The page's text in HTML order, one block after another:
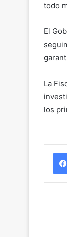
todo
El
La
los